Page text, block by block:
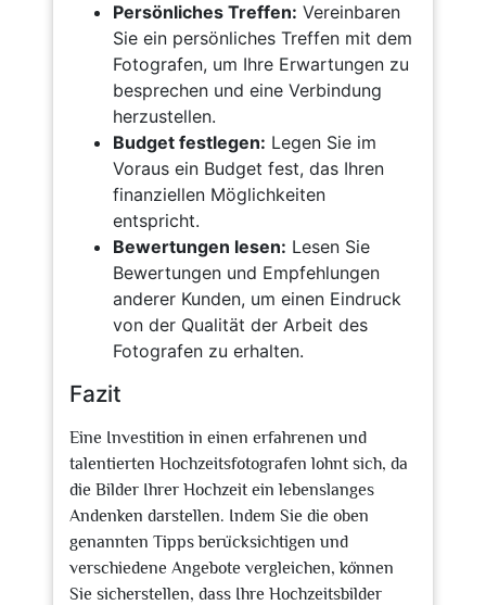
Persönliches Treffen: Vereinbaren
Sie ein persönliches Treffen mit dem
Fotografen, um Ihre Erwartungen zu
besprechen und eine Verbindung
herzustellen.
Budget festlegen: Legen Sie im
Voraus ein Budget fest, das Ihren
finanziellen Möglichkeiten
entspricht.
Bewertungen lesen: Lesen Sie
Bewertungen und Empfehlungen
anderer Kunden, um einen Eindruck
von der Qualität der Arbeit des
Fotografen zu erhalten.
Fazit
Eine Investition in einen erfahrenen und
talentierten Hochzeitsfotografen lohnt sich, da
die Bilder Ihrer Hochzeit ein lebenslanges
Andenken darstellen. Indem Sie die oben
genannten Tipps berücksichtigen und
verschiedene Angebote vergleichen, können
Sie sicherstellen, dass Ihre Hochzeitsbilder